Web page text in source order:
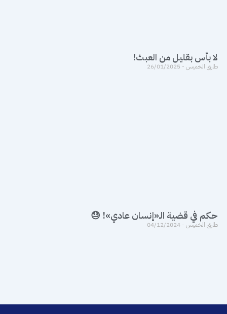
لا بأس بقليل من العبث!
طارق الخميس
حكم في قضية الـ«إنسان عادي»! 😓
طارق الخميس